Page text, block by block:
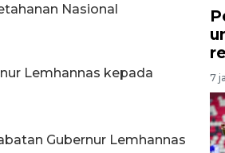
Nasional
Lemhannas kepada
Gubernur Lemhannas
7